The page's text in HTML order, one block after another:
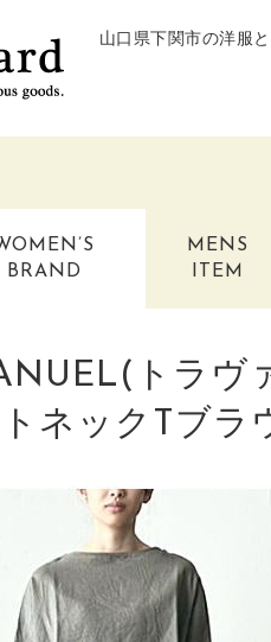
山口県下関市の洋服
BRAND
MENS
ITEM
トラヴ
ネックTブラ